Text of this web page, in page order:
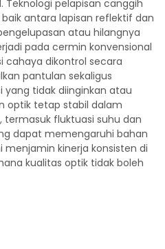
pelapisan canggih
antara lapisan reflektif dan
atau hilangnya
pada cermin konvensional
cahaya dikontrol secara
pantulan sekaligus
tidak diinginkan atau
optik tetap stabil dalam
termasuk fluktuasi suhu dan
dapat memengaruhi bahan
menjamin kinerja konsisten di
kualitas optik tidak boleh